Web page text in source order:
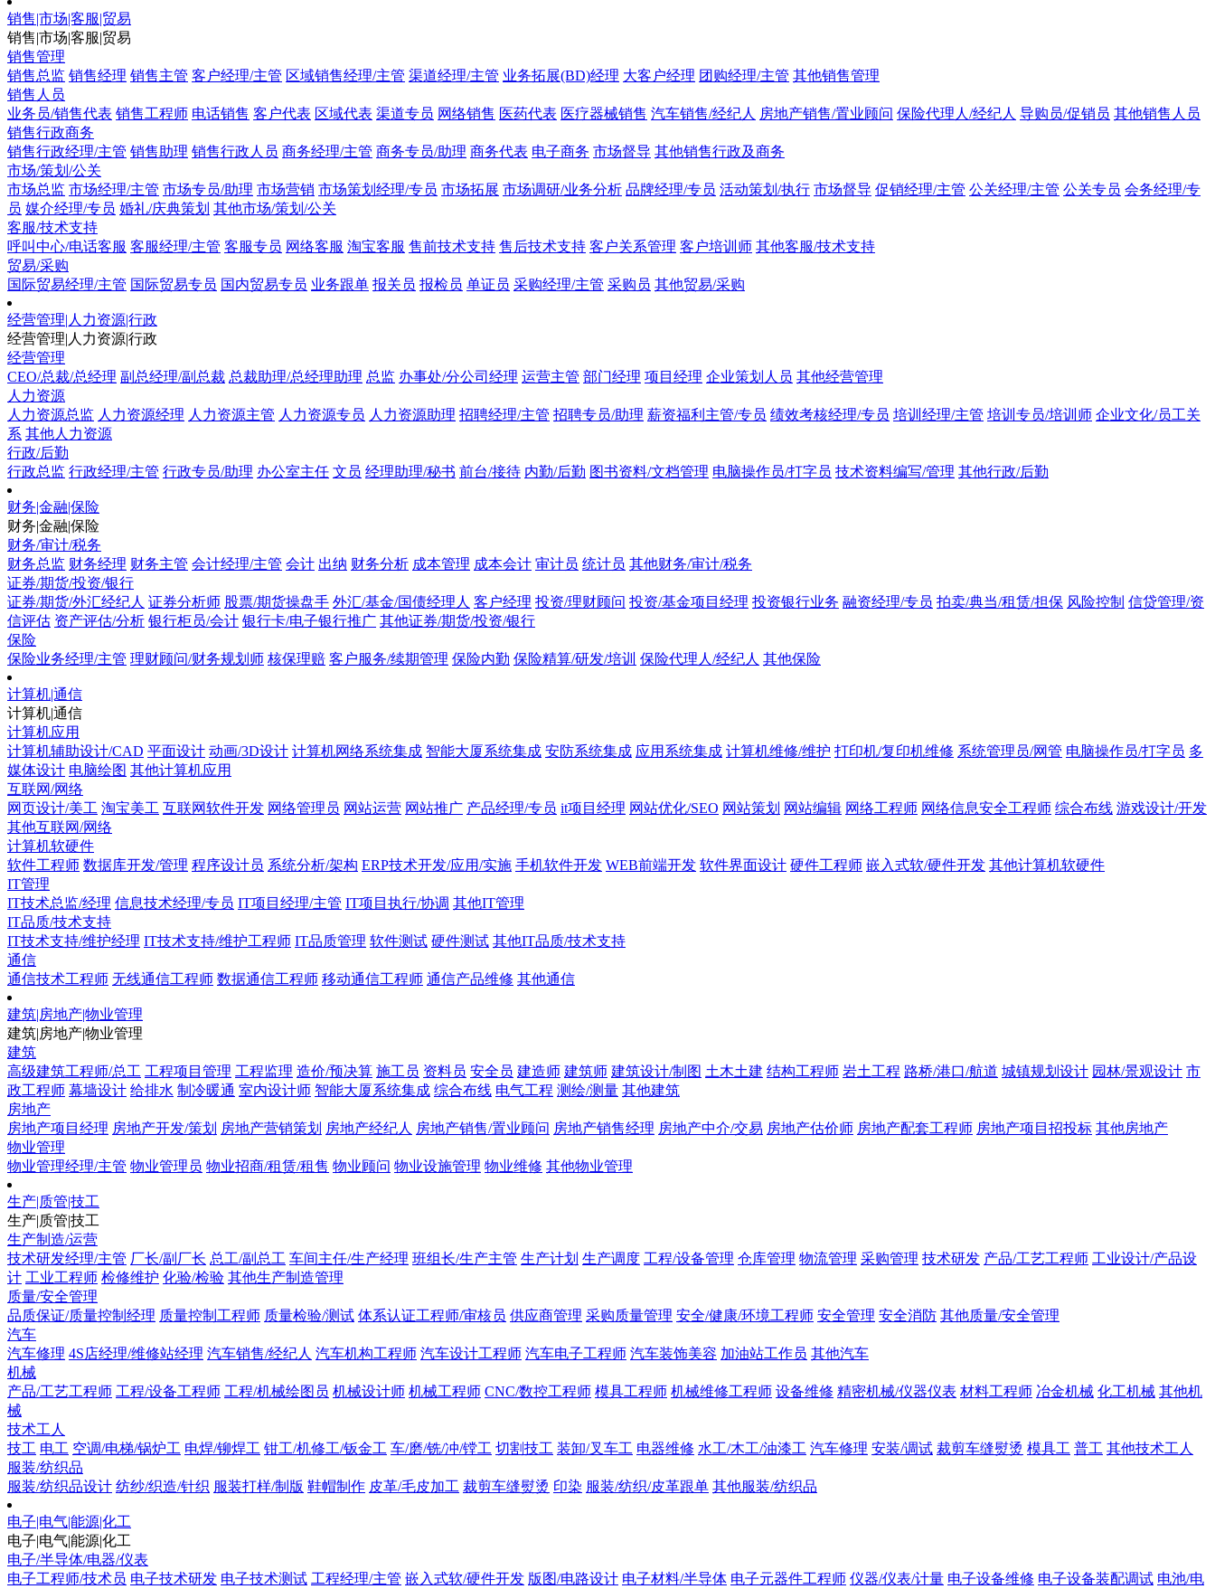
销售|市场|客服|贸易
销售|市场|客服|贸易
销售管理
销售总监 销售经理 销售主管 客户经理/主管 区域销售经理/主管 渠道经理/主管 业务拓展(BD)经理 大客户经理 团购经理/主管 其他销售管理
销售人员
业务员/销售代表 销售工程师 电话销售 客户代表 区域代表 渠道专员 网络销售 医药代表 医疗器械销售 汽车销售/经纪人 房地产销售/置业顾问 保险代理人/经纪人 导购员/促销员 其他销售人员
销售行政商务
销售行政经理/主管 销售助理 销售行政人员 商务经理/主管 商务专员/助理 商务代表 电子商务 市场督导 其他销售行政及商务
市场/策划/公关
市场总监 市场经理/主管 市场专员/助理 市场营销 市场策划经理/专员 市场拓展 市场调研/业务分析 品牌经理/专员 活动策划/执行 市场督导 促销经理/主管 公关经理/主管 公关专员 会务经理/专
员 媒介经理/专员 婚礼/庆典策划 其他市场/策划/公关
客服/技术支持
呼叫中心/电话客服 客服经理/主管 客服专员 网络客服 淘宝客服 售前技术支持 售后技术支持 客户关系管理 客户培训师 其他客服/技术支持
贸易/采购
国际贸易经理/主管 国际贸易专员 国内贸易专员 业务跟单 报关员 报检员 单证员 采购经理/主管 采购员 其他贸易/采购
经营管理|人力资源|行政
经营管理|人力资源|行政
经营管理
CEO/总裁/总经理 副总经理/副总裁 总裁助理/总经理助理 总监 办事处/分公司经理 运营主管 部门经理 项目经理 企业策划人员 其他经营管理
人力资源
人力资源总监 人力资源经理 人力资源主管 人力资源专员 人力资源助理 招聘经理/主管 招聘专员/助理 薪资福利主管/专员 绩效考核经理/专员 培训经理/主管 培训专员/培训师 企业文化/员工关
系 其他人力资源
行政/后勤
行政总监 行政经理/主管 行政专员/助理 办公室主任 文员 经理助理/秘书 前台/接待 内勤/后勤 图书资料/文档管理 电脑操作员/打字员 技术资料编写/管理 其他行政/后勤
财务|金融|保险
财务|金融|保险
财务/审计/税务
财务总监 财务经理 财务主管 会计经理/主管 会计 出纳 财务分析 成本管理 成本会计 审计员 统计员 其他财务/审计/税务
证券/期货/投资/银行
证券/期货/外汇经纪人 证券分析师 股票/期货操盘手 外汇/基金/国债经理人 客户经理 投资/理财顾问 投资/基金项目经理 投资银行业务 融资经理/专员 拍卖/典当/租赁/担保 风险控制 信贷管理/资
信评估 资产评估/分析 银行柜员/会计 银行卡/电子银行推广 其他证券/期货/投资/银行
保险
保险业务经理/主管 理财顾问/财务规划师 核保理赔 客户服务/续期管理 保险内勤 保险精算/研发/培训 保险代理人/经纪人 其他保险
计算机|通信
计算机|通信
计算机应用
计算机辅助设计/CAD 平面设计 动画/3D设计 计算机网络系统集成 智能大厦系统集成 安防系统集成 应用系统集成 计算机维修/维护 打印机/复印机维修 系统管理员/网管 电脑操作员/打字员 多
媒体设计 电脑绘图 其他计算机应用
互联网/网络
网页设计/美工 淘宝美工 互联网软件开发 网络管理员 网站运营 网站推广 产品经理/专员 it项目经理 网站优化/SEO 网站策划 网站编辑 网络工程师 网络信息安全工程师 综合布线 游戏设计/开发
其他互联网/网络
计算机软硬件
软件工程师 数据库开发/管理 程序设计员 系统分析/架构 ERP技术开发/应用/实施 手机软件开发 WEB前端开发 软件界面设计 硬件工程师 嵌入式软/硬件开发 其他计算机软硬件
IT管理
IT技术总监/经理 信息技术经理/专员 IT项目经理/主管 IT项目执行/协调 其他IT管理
IT品质/技术支持
IT技术支持/维护经理 IT技术支持/维护工程师 IT品质管理 软件测试 硬件测试 其他IT品质/技术支持
通信
通信技术工程师 无线通信工程师 数据通信工程师 移动通信工程师 通信产品维修 其他通信
建筑|房地产|物业管理
建筑|房地产|物业管理
建筑
高级建筑工程师/总工 工程项目管理 工程监理 造价/预决算 施工员 资料员 安全员 建造师 建筑师 建筑设计/制图 土木土建 结构工程师 岩土工程 路桥/港口/航道 城镇规划设计 园林/景观设计 市
政工程师 幕墙设计 给排水 制冷暖通 室内设计师 智能大厦系统集成 综合布线 电气工程 测绘/测量 其他建筑
房地产
房地产项目经理 房地产开发/策划 房地产营销策划 房地产经纪人 房地产销售/置业顾问 房地产销售经理 房地产中介/交易 房地产估价师 房地产配套工程师 房地产项目招投标 其他房地产
物业管理
物业管理经理/主管 物业管理员 物业招商/租赁/租售 物业顾问 物业设施管理 物业维修 其他物业管理
生产|质管|技工
生产|质管|技工
生产制造/运营
技术研发经理/主管 厂长/副厂长 总工/副总工 车间主任/生产经理 班组长/生产主管 生产计划 生产调度 工程/设备管理 仓库管理 物流管理 采购管理 技术研发 产品/工艺工程师 工业设计/产品设
计 工业工程师 检修维护 化验/检验 其他生产制造管理
质量/安全管理
品质保证/质量控制经理 质量控制工程师 质量检验/测试 体系认证工程师/审核员 供应商管理 采购质量管理 安全/健康/环境工程师 安全管理 安全消防 其他质量/安全管理
汽车
汽车修理 4S店经理/维修站经理 汽车销售/经纪人 汽车机构工程师 汽车设计工程师 汽车电子工程师 汽车装饰美容 加油站工作员 其他汽车
机械
产品/工艺工程师 工程/设备工程师 工程/机械绘图员 机械设计师 机械工程师 CNC/数控工程师 模具工程师 机械维修工程师 设备维修 精密机械/仪器仪表 材料工程师 冶金机械 化工机械 其他机
械
技术工人
技工 电工 空调/电梯/锅炉工 电焊/铆焊工 钳工/机修工/钣金工 车/磨/铣/冲/镗工 切割技工 装卸/叉车工 电器维修 水工/木工/油漆工 汽车修理 安装/调试 裁剪车缝熨烫 模具工 普工 其他技术工人
服装/纺织品
服装/纺织品设计 纺纱/织造/针织 服装打样/制版 鞋帽制作 皮革/毛皮加工 裁剪车缝熨烫 印染 服装/纺织/皮革跟单 其他服装/纺织品
电子|电气|能源|化工
电子|电气|能源|化工
电子/半导体/电器/仪表
电子工程师/技术员 电子技术研发 电子技术测试 工程经理/主管 嵌入式软/硬件开发 版图/电路设计 电子材料/半导体 电子元器件工程师 仪器/仪表/计量 电子设备维修 电子设备装配调试 电池/电